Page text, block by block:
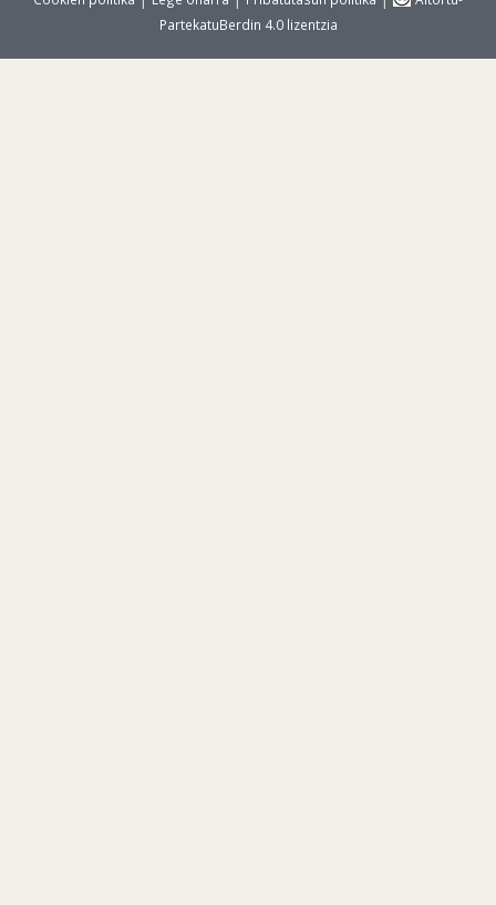
PartekatuBerdin 4.0 lizentzia